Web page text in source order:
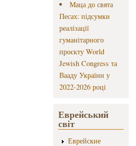
Маца до свята
Песах: підсумки
реалізації
гуманітарного
проєкту World
Jewish Congress та
Вааду України у
2022-2026 році
Еврейський
світ
Еврейские